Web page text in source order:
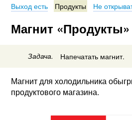
Выход есть Продукты Не
Магнит «Продукты»
Задача. Напечатать магнит.
Магнит для холодильника
продуктового магазина.